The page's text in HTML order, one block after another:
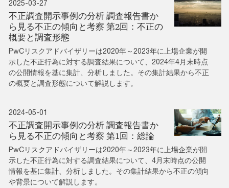
2025-03-27
不正調査開示事例の分析 調査報告書か
ら見る不正の傾向と考察 第2回：不正の
概要と調査形態
PwCリスクアドバイザリーは2020年～2023年に上場企業が開
示した不正行為に対する調査結果について、2024年4月末時点
の公開情報を基に集計、分析しました。その集計結果から不正
の概要と調査形態について解説します。
2024-05-01
不正調査開示事例の分析 調査報告書か
ら見る不正の傾向と考察 第1回：総論
PwCリスクアドバイザリーは2020年～2023年に上場企業が開
示した不正行為に対する調査結果について、4月末時点の公開
情報を基に集計、分析しました。その集計結果から不正の傾向
や背景について解説します。